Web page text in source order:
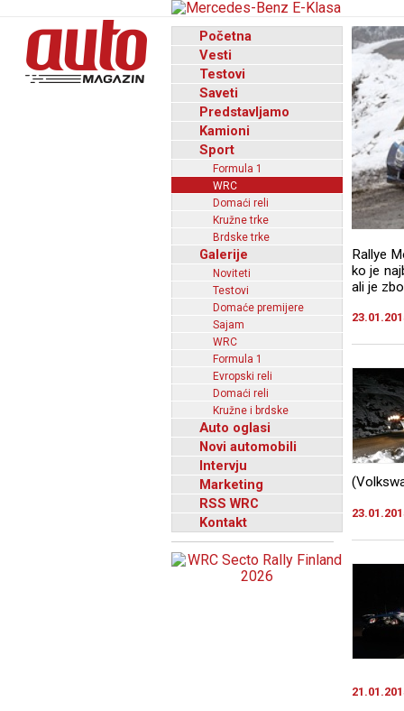
Početna
Vesti
Testovi
Saveti
Predstavljamo
Kamioni
Sport
Formula 1
WRC
Domaći reli
Kružne trke
Brdske trke
Galerije
Noviteti
Testovi
Domaće premijere
Sajam
WRC
Formula 1
Evropski reli
Domaći reli
Kružne i brdske
Auto oglasi
Novi automobili
Intervju
Marketing
RSS WRC
Kontakt
Rallye
ko je
ali je